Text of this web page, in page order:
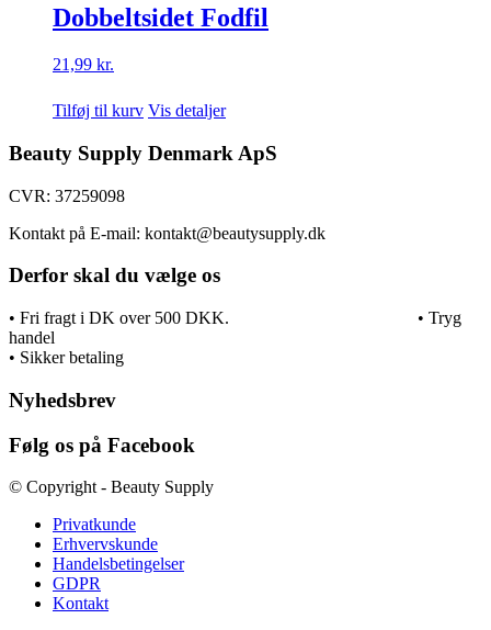
Dobbeltsidet Fodfil
21,99 kr.
Tilføj til kurv Vis detaljer
Beauty Supply Denmark ApS
CVR: 37259098
Kontakt på E-mail: kontakt@beautysupply.dk
Derfor skal du vælge os
• Fri fragt i DK over 500 DKK. • Tryg
handel
• Sikker betaling
Nyhedsbrev
Følg os på Facebook
© Copyright - Beauty Supply
Privatkunde
Erhvervskunde
Handelsbetingelser
GDPR
Kontakt